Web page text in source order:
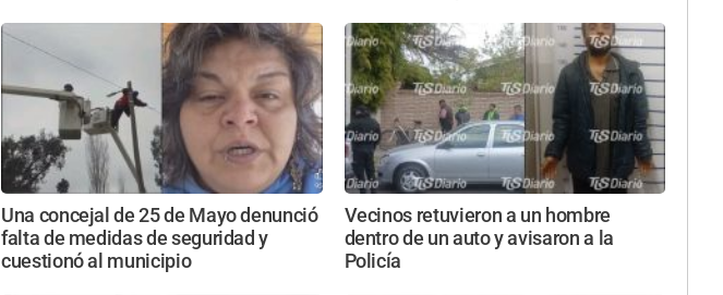
Una concejal de 25 de Mayo denunció
falta de medidas de seguridad y
cuestionó al municipio
Vecinos retuvieron a un hombre
dentro de un auto y avisaron a la
Policía